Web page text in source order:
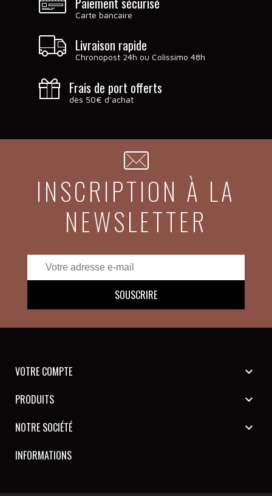
Carte bancaire
Livraison rapide
Chronopost 24h ou Colissimo 48h
Frais de port offerts
dès 50€ d’achat
INSCRIPTION À LA
NEWSLETTER
VOTRE COMPTE

PRODUITS

NOTRE SOCIÉTÉ

INFORMATIONS